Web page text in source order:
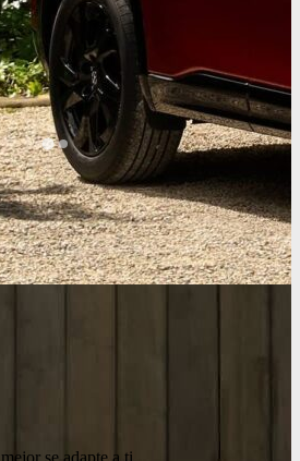
de coches como un arte.
el diseño, la tecnología y el acabado
entre coche y conductor. Somos